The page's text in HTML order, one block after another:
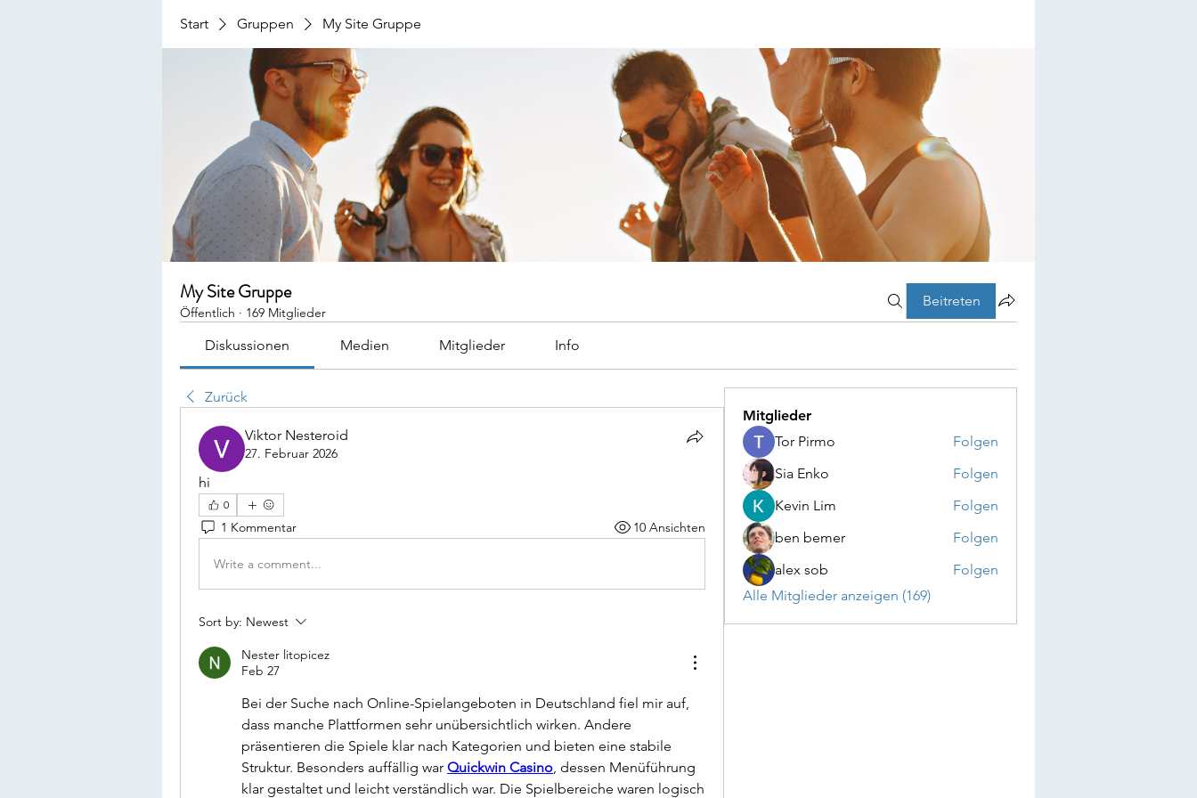
Start Gruppen My Site Gruppe
My Site Gruppe
Öffentlich · 169 Mitglieder
Beitreten
Diskussionen Medien Mitglieder Info
Zurück
Viktor Nesteroid
27. Februar 2026
hi
0
1 Kommentar 10 Ansichten
Write a comment...
Sort by: Newest
Nester litopicez
Feb 27
Bei der Suche nach Online-Spielangeboten in Deutschland fiel mir auf,
dass manche Plattformen sehr unübersichtlich wirken. Andere
präsentieren die Spiele klar nach Kategorien und bieten eine stabile
Struktur. Besonders auffällig war Quickwin Casino, dessen Menüführung
klar gestaltet und leicht verständlich war. Die Spielbereiche waren logisch
Mitglieder
Tor Pirmo
Folgen
Sia Enko
Folgen
Kevin Lim
Folgen
ben bemer
Folgen
alex sob
Folgen
Alle Mitglieder anzeigen (169)